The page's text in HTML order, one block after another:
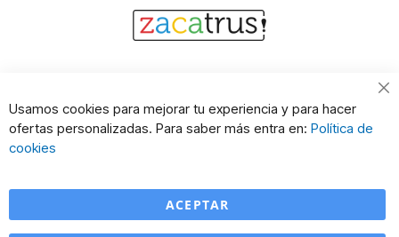
Usamos cookies para mejorar tu experiencia y para hacer
ofertas personalizadas. Para saber más entra en: Política de
cookies
ACEPTAR